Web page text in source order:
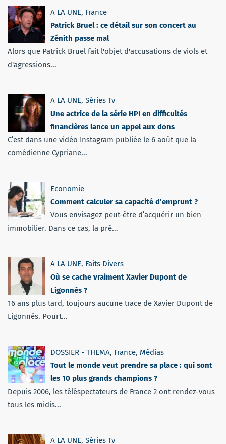
A LA UNE, France
Patrick Bruel : ce détail sur son concert au
Zénith passe mal
Alors que Patrick Bruel fait l'objet d'accusations de viols et
d'agressions...
A LA UNE, Séries Tv
Une actrice de la série HPI en difficultés
financières lance un appel aux dons
C’est dans une vidéo Instagram publiée le 6 août que la
comédienne Cypriane...
Economie
Comment calculer sa capacité d’emprunt ?
Vous envisagez peut-être d’acquérir un bien
immobilier. Dans ce cas, la pré...
A LA UNE, Faits Divers
Où se cache vraiment Xavier Dupont de
Ligonnès ?
16 ans plus tard, toujours aucune trace de Xavier Dupont de
Ligonnès. Pourt...
DOSSIER - THEMA, France, Médias
Tout le monde veut prendre sa place : qui sont
les 10 plus grands champions ?
Depuis 2006, les téléspectateurs de France 2 ont rendez-vous
tous les midis...
A LA UNE, Séries Tv